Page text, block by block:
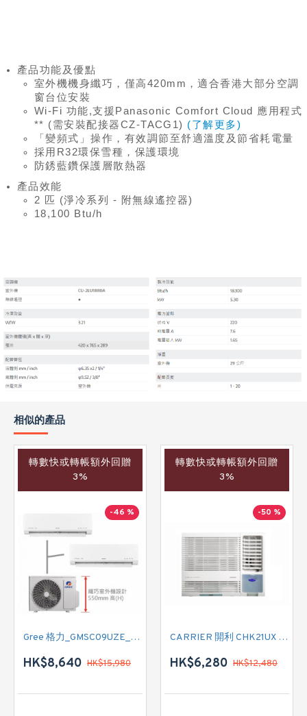
產品功能及優點
室外機機身纖巧，僅高420mm，適合香港大部分空調
窗台位安裝
Wi-Fi 功能,支援Panasonic Comfort Cloud 應用程式
** (需安裝配接器CZ-TACG1) (了解更多)
「變頻式」操作，有效調節至舒適溫度及節省耗電量
採用R32環保雪種，保護環境
防銹藍鑽保護層散熱器
產品效能
2 匹 (淨冷系列 - 附無線遙控器)
18,100 Btu/h
相似的產品
轉數快或轉帳額外回贈
3%
-46 %
Gree 格力_GMSC09UZE_GMSC12UZE_GMSC18UZC_R32 掛牆變頻式1拖2分體冷氣機 (淨冷型)
HK$8,640 HK$15,980
轉數快或轉帳額外回贈
3%
-50 %
CARRIER 開利 CHK21UX 二匹半 變頻淨冷窗口式冷氣機 (附遙控)
HK$6,280 HK$12,480